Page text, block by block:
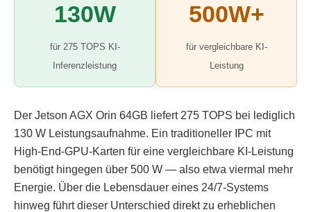
130W
für 275 TOPS KI-
Inferenzleistung
500W+
für vergleichbare KI-
Leistung
Der Jetson AGX Orin 64GB liefert 275 TOPS bei lediglich
130 W Leistungsaufnahme. Ein traditioneller IPC mit
High-End-GPU-Karten für eine vergleichbare KI-Leistung
benötigt hingegen über 500 W — also etwa viermal mehr
Energie. Über die Lebensdauer eines 24/7-Systems
hinweg führt dieser Unterschied direkt zu erheblichen